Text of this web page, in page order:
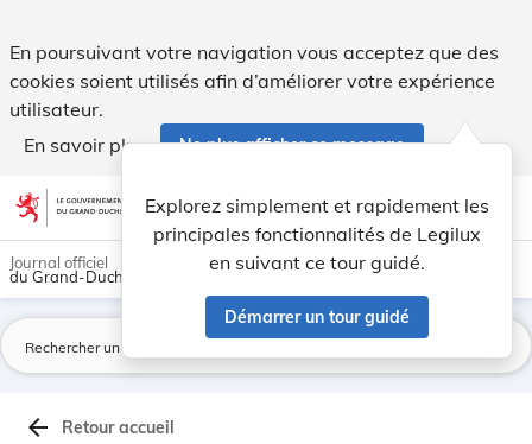
En poursuivant votre navigation vous acceptez que des
cookies soient utilisés afin d’améliorer votre expérience
utilisateur.
En savoir plus
Ne plus afficher ce message
Aller au contenu account_circle help Aide
Explorez simplement et rapidement les
principales fonctionnalités de Legilux
en suivant ce tour guidé.
Démarrer un tour guidé
light_mode dark_mode
Journal officiel
du Grand-Duché de Luxembourg
arrow_back Retour accueil